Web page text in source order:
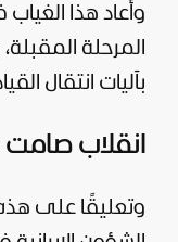
وأعاد هذا
المرحلة المقبلة،
بآليات انتقال
انقلاب
وتعليقًا على